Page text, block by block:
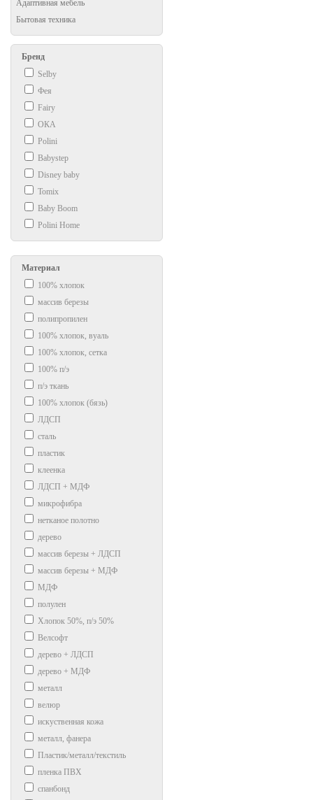
Адаптивная мебель
Бытовая техника
Бренд
Selby
Фея
Fairy
ОКА
Polini
Babystep
Disney baby
Tomix
Baby Boom
Polini Home
Материал
100% хлопок
массив березы
полипропилен
100% хлопок, вуаль
100% хлопок, сетка
100% п/э
п/э ткань
100% хлопок (бязь)
ЛДСП
сталь
пластик
клеенка
ЛДСП + МДФ
микрофибра
нетканое полотно
дерево
массив березы + ЛДСП
массив березы + МДФ
МДФ
полулен
Хлопок 50%, п/э 50%
Велсофт
дерево + ЛДСП
дерево + МДФ
металл
велюр
искуственная кожа
металл, фанера
Пластик/металл/текстиль
пленка ПВХ
спанбонд